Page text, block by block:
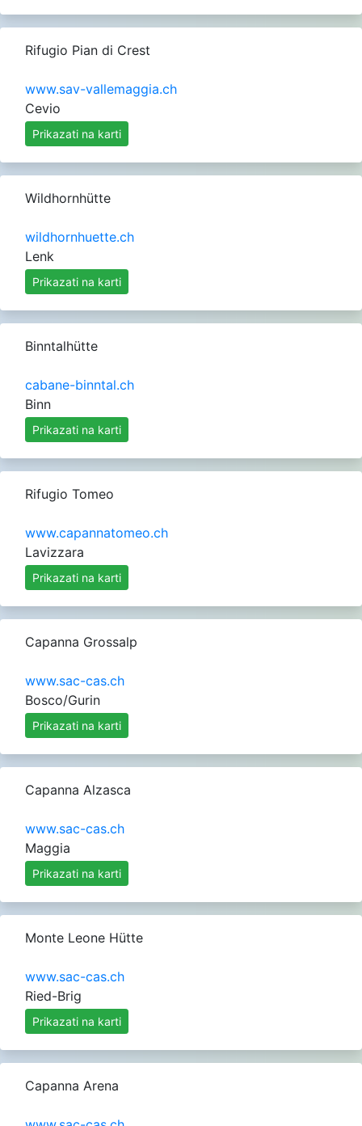
Rifugio Pian di Crest
www.sav-vallemaggia.ch
Cevio
Prikazati na karti
Wildhornhütte
wildhornhuette.ch
Lenk
Prikazati na karti
Binntalhütte
cabane-binntal.ch
Binn
Prikazati na karti
Rifugio Tomeo
www.capannatomeo.ch
Lavizzara
Prikazati na karti
Capanna Grossalp
www.sac-cas.ch
Bosco/Gurin
Prikazati na karti
Capanna Alzasca
www.sac-cas.ch
Maggia
Prikazati na karti
Monte Leone Hütte
www.sac-cas.ch
Ried-Brig
Prikazati na karti
Capanna Arena